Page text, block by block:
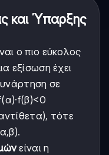
και Ύπαρξης
ο πιο εύκολος
εξίσωση έχει
σε
τότε
είναι η